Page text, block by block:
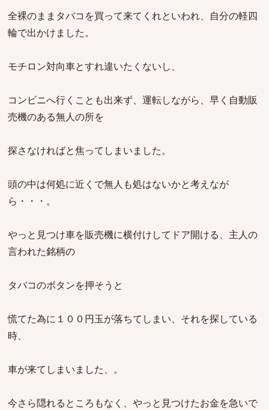
全裸のままタバコを買って来てくれといわれ、自分の軽四
輪で出かけました。
モチロン対向車とすれ違いたくないし、
コンビニへ行くことも出来ず、運転しながら、早く自動販
売機のある無人の所を
探さなければと焦ってしまいました。
頭の中は何処に近くで無人も処はないかと考えなが
ら・・・。
やっと見つけ車を販売機に横付けしてドア開ける、主人の
言われた銘柄の
タバコのボタンを押そうと
慌てた為に１００円玉が落ちてしまい、それを探している
時、
車が来てしまいました、。
今さら隠れるところもなく、やっと見つけたお金を急いで